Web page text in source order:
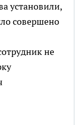
установили,
совершено
не